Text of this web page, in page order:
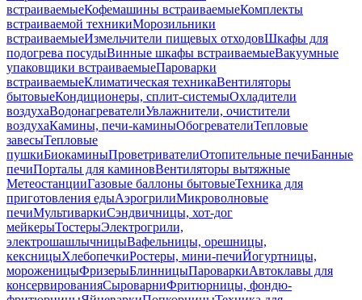
встраиваемыеКофемашины встраиваемыеКомплекты
встраиваемой техникиМорозильники
встраиваемыеИзмельчители пищевых отходовШкафы для
подогрева посудыВинные шкафы встраиваемыеВакуумные
упаковщики встраиваемыеПароварки
встраиваемыеКлиматическая техникаВентиляторы
бытовыеКондиционеры, сплит-системыОхладители
воздухаВодонагревателиУвлажнители, очистители
воздухаКамины, печи-каминыОбогревателиТепловые
завесыТепловые
пушкиБиокаминыПроветривателиОтопительные печиБанные
печиПорталы для каминовВентиляторы вытяжные
МетеостанцииГазовые баллоны бытовыеТехника для
приготовления едыАэрогрилиМикроволновые
печиМультиваркиСэндвичницы, хот-дог
мейкерыТостерыЭлектрогрили,
электрошашлычницыВафельницы, орешницы,
кексницыХлебопечкиРостеры, мини-печиЙогуртницы,
мороженицыФризерыБлинницыПароваркиАвтоклавы для
консервированияСыроварниФритюрницы, фондю-